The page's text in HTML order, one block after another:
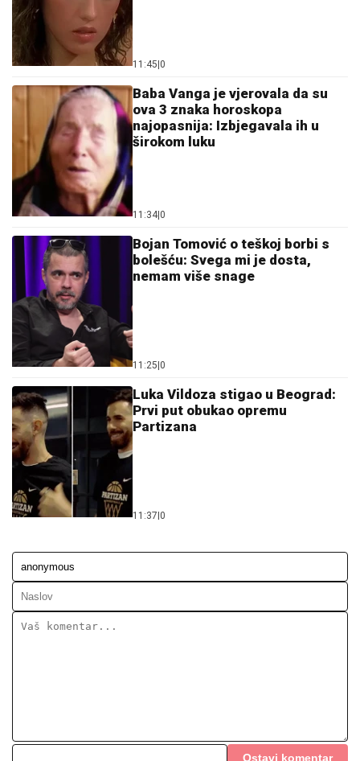
11:45|0
Baba Vanga je vjerovala da su
ova 3 znaka horoskopa
najopasnija: Izbjegavala ih u
širokom luku
11:34|0
Bojan Tomović o teškoj borbi s
bolešću: Svega mi je dosta,
nemam više snage
11:25|0
Luka Vildoza stigao u Beograd:
Prvi put obukao opremu
Partizana
11:37|0
Ostavi komentar